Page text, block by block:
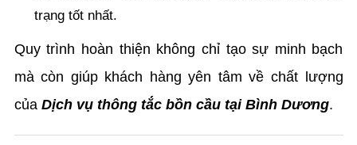
trạng tốt nhất.
Quy trình hoàn thiện không chỉ tạo sự minh bạch
mà còn giúp khách hàng yên tâm về chất lượng
của Dịch vụ thông tắc bồn cầu tại Bình Dương.